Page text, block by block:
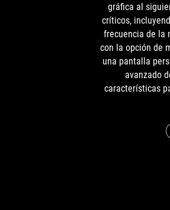
gráfica al
críticos,
frecuencia de la
con la opción de
una pantalla
avanzado
características